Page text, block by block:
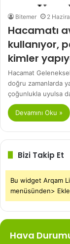
Bitemer 2
Hacamatı
kullanıyor,
kimler
Hacamat
doğru zamanlarda
çoğunlukla uyulsa
Devamını Oku »
Bizi Takip Et
Bu widget Arqam
menüsünden>
Hava